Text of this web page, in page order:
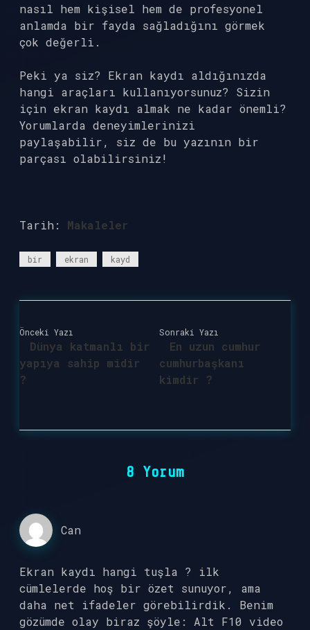
nasıl hem kişisel hem de profesyonel
anlamda bir fayda sağladığını görmek
çok değerli.
Peki ya siz? Ekran kaydı aldığınızda
hangi araçları kullanıyorsunuz? Sizin
için ekran kaydı almak ne kadar önemli?
Yorumlarda deneyimlerinizi
paylaşabilir, siz de bu yazının bir
parçası olabilirsiniz!
Tarih: Makaleler
bir ekran kayd
Önceki Yazı
Dünya katmanlı bir
yapıya sahip midir
?
Sonraki Yazı
En uzun cumhur
cumhurbaşkanı
kimdir ?
8 Yorum
Can
Ekran kaydı hangi tuşla ? ilk
cümlelerde hoş bir özet sunuyor, ama
daha net ifadeler görebilirdik. Benim
gözümde olay biraz şöyle: Alt F10 video